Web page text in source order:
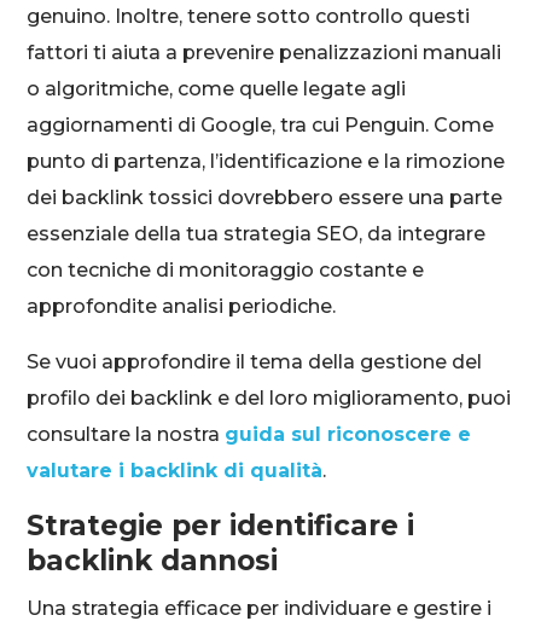
genuino. Inoltre, tenere sotto controllo questi
fattori ti aiuta a prevenire penalizzazioni manuali
o algoritmiche, come quelle legate agli
aggiornamenti di Google, tra cui Penguin. Come
punto di partenza, l’identificazione e la rimozione
dei backlink tossici dovrebbero essere una parte
essenziale della tua strategia SEO, da integrare
con tecniche di monitoraggio costante e
approfondite analisi periodiche.
Se vuoi approfondire il tema della gestione del
profilo dei backlink e del loro miglioramento, puoi
consultare la nostra guida sul riconoscere e
valutare i backlink di qualità.
Strategie per identificare i
backlink dannosi
Una strategia efficace per individuare e gestire i